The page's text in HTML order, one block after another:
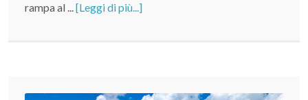
rampa al ...[Leggi di più...]